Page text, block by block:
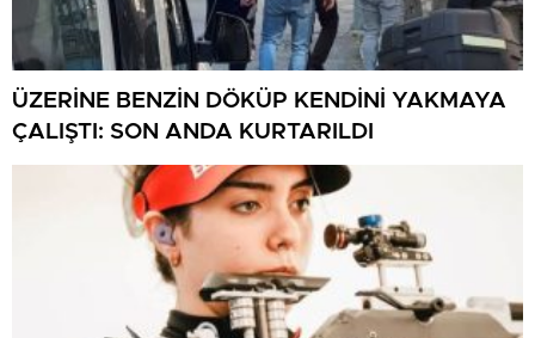
ÜZERİNE BENZİN DÖKÜP KENDİNİ YAKMAYA
ÇALIŞTI: SON ANDA KURTARILDI